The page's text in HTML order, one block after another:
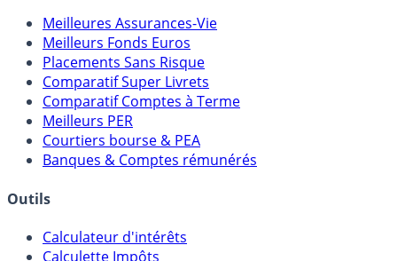
Comparatifs
Meilleures Assurances-Vie
Meilleurs Fonds Euros
Placements Sans Risque
Comparatif Super Livrets
Comparatif Comptes à Terme
Meilleurs PER
Banques & Comptes rémunérés
Outils